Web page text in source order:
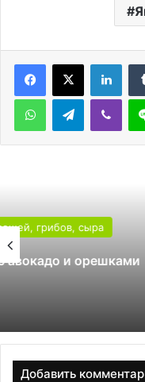
WhatsAppTelegram
Салаты
Салат
Добавить